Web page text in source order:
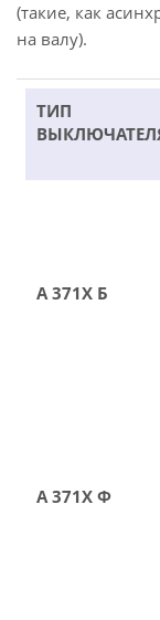
(такие, как
на валу).
ТИП
А 371Х Б
А 371Х Ф